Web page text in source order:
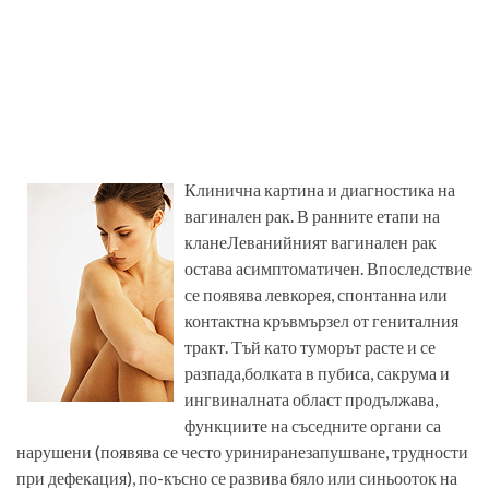
Клинична картина и диагностика на
вагинален рак. В ранните етапи на
клане­Леванийният вагинален рак
остава асимптоматичен. Впоследствие
се появява левкорея, спонтанна или
контактна кръв­мързел от гениталния
тракт. Тъй като туморът расте и се
разпада,­болката в пубиса, сакрума и
ингвиналната област продължава,
функциите на съседните органи са
нарушени (появява се често уриниране­запушване, трудности
при дефекация), по-късно се развива бяло или синьо­оток на